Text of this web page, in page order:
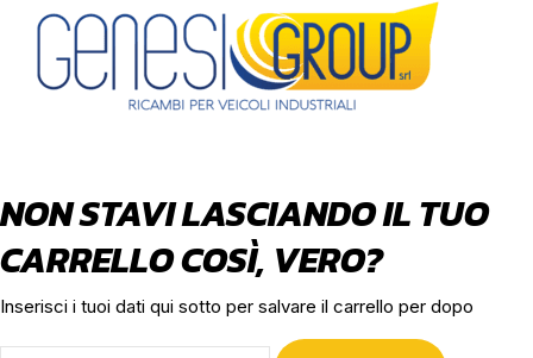
NON STAVI LASCIANDO IL TUO
CARRELLO COSÌ, VERO?
Inserisci i tuoi dati qui sotto per salvare il carrello per dopo